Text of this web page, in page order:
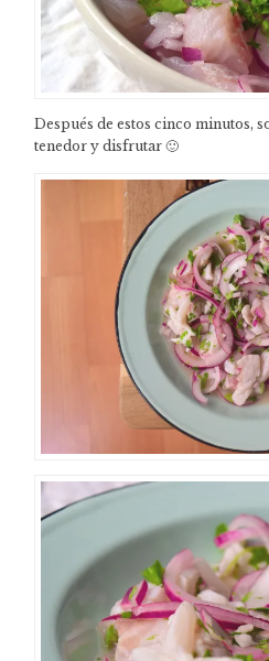
Después de estos cinco minutos,
tenedor y disfrutar 🙂